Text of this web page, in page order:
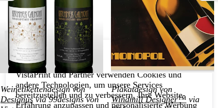
Weinetikettendesign von
Designusvia 99designs von
Plakatdesign von
Windmill Designer™ via
Ihre Cookie-
Einstellungen
Ohne Einverständnis
fortfahren
VistaPrint und Partner verwenden Cookies und
andere Technologien, um unsere Services
bereitzustellen und zu verbessern, Ihre Website-
Erfahrung anzupassen und personalisierte Werbung